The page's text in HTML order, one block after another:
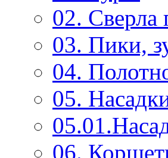
02. Сверла
03. Пики,
04.
05.
06.